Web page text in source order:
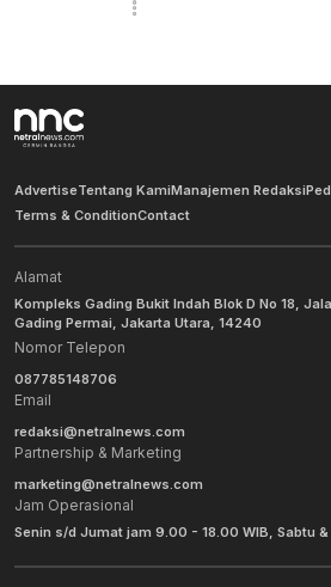
AdvertiseTentang KamiManajemen Redaksi
Terms & ConditionContact
Alamat
Kompleks Gading Bukit Indah Blok D No 18,
Gading Permai, Jakarta Utara, 14240
Nomor Telepon
087785148706
Email
redaksi@netralnews.com
Partnership & Marketing
marketing@netralnews.com
Jam Operasional
Senin s/d Jumat jam 9.00 - 18.00 WIB, Sabtu